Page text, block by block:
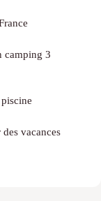
camping 3
vacances